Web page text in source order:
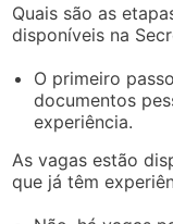
Quais são as
disponíveis na
O primeiro
documentos
experiência.
As vagas estão
que já têm